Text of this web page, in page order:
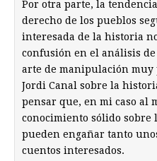
Por otra parte, la
derecho de los pueblos
interesada de la historia
confusión en el análisis
arte de manipulación muy
Jordi Canal sobre la
pensar que, en mi caso al
conocimiento sólido sobre
pueden engañar tanto
cuentos interesados.